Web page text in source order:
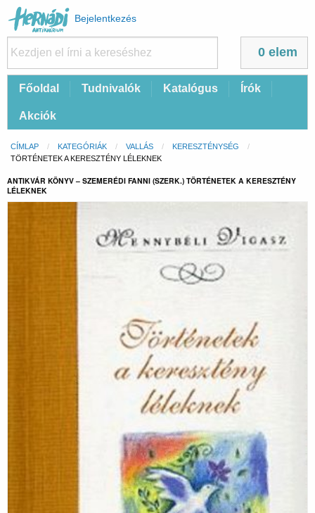
Felhasználói
fiók
menüje
Bejelentkezés
0 elem
FőFőoldal Tudnivalók Katalógus Írók
Akciók
Morzsa
CÍMLAP KATEGÓRIÁK VALLÁS
KERESZTÉNYSÉG
CURRENT:
TÖRTÉNETEK A KERESZTÉNY LÉLEKNEK
ANTIKVÁR KÖNYV – SZEMERÉDI FANNI (SZERK.) TÖRTÉNETEK A KERESZTÉNY
LÉLEKNEK